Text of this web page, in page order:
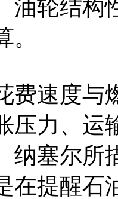
油轮结构
费速度与
压力、运
纳塞尔所
在提醒石